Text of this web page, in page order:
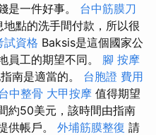
是一件好事。 台中筋膜刀
地點的洗手間付款，所以很
試資格 Baksis是這個國家公
員工的期望不同。 腳 按摩
南是適當的。 台胞證 費用
中整骨 大甲按摩 值得期望
約50美元，該時間由指南
供帳戶。 外埔筋膜整復 請